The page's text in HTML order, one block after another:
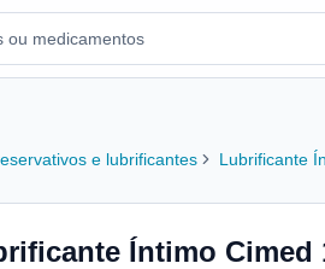
e lubrificantes Lubrificante
Íntimo Cimed